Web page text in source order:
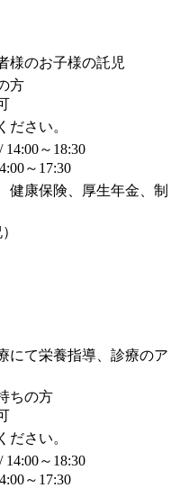
様のお子様の託児
方
ださい。
14:00～18:30
～17:30
健康保険、厚生年金、制
にて栄養指導、診療のア
ちの方
ださい。
14:00～18:30
～17:30